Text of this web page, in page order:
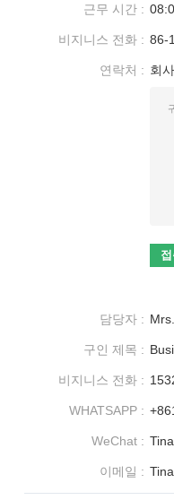
근무 시간 :
비지니스 전화 : 86-
연락처 : 회
담당자 :
구인 제목 :
비지니스 전화 :
WHATSAPP :
WeChat :
이메일 :